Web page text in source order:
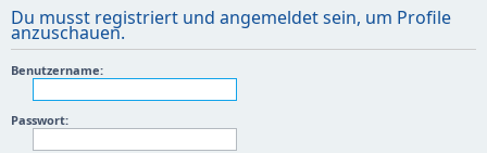
Du musst registriert und angemeldet sein, um Profile
anzuschauen.
Benutzername:
Passwort: